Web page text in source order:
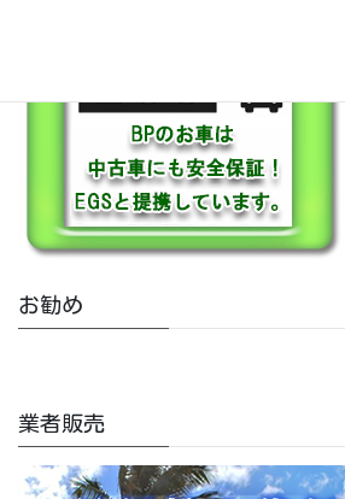
お勧め
業者販売